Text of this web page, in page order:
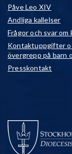
Påve Leo XIV
Andliga kallelser
Frågor och svar
Kontaktuppgifter
övergrepp på barn
Presskontakt